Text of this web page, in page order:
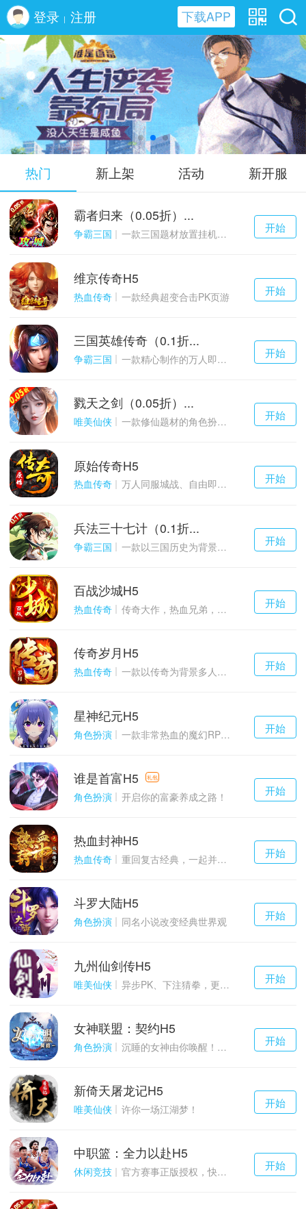
登录 | 注册 下载APP
谁是首富H5
热门 新上架 活动 新开服
千百度h5
游戏
开始
霸者归来（0.05折）...
争霸三国 一款三国题材放置挂机与战争策略结合的游戏
千百度h5
游戏
开始
维京传奇H5
热血传奇 一款经典超变合击PK页游
千百度h5
游戏
开始
三国英雄传奇（0.1折...
争霸三国 一款精心制作的万人即时战斗SLG三国手游
千百度h5
游戏
开始
戮天之剑（0.05折）...
唯美仙侠 一款修仙题材的角色扮演养成手游
千百度h5
游戏
开始
原始传奇H5
热血传奇 万人同服城战、自由即时PK的1.85经典玩法
千百度h5
游戏
开始
兵法三十七计（0.1折...
争霸三国 一款以三国历史为背景的卡牌策略游戏
千百度h5
游戏
开始
百战沙城H5
热血传奇 传奇大作，热血兄弟，血战沙城！
千百度h5
游戏
开始
传奇岁月H5
热血传奇 一款以传奇为背景多人在线的ARPG大作
千百度h5
游戏
开始
星神纪元H5
角色扮演 一款非常热血的魔幻RPG游戏
千百度h5
游戏
开始
谁是首富H5 礼包
角色扮演 开启你的富豪养成之路！
千百度h5
游戏
开始
热血封神H5
热血传奇 重回复古经典，一起并肩作战吧！
千百度h5
游戏
开始
斗罗大陆H5
角色扮演 同名小说改变经典世界观
千百度h5
游戏
开始
九州仙剑传H5
唯美仙侠 异步PK、下注猜拳，更多玩点等你来体验！
千百度h5
游戏
开始
女神联盟：契约H5
角色扮演 沉睡的女神由你唤醒！点燃战火！
千百度h5
游戏
开始
新倚天屠龙记H5
唯美仙侠 许你一场江湖梦！
千百度h5
游戏
开始
中职篮：全力以赴H5
休闲竞技 官方赛事正版授权，快来打造属于自己的传奇吧~